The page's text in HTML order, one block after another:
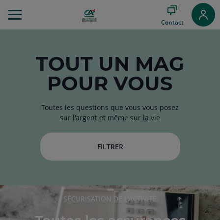
au
Contact
TOUT UN MAG
POUR VOUS
Toutes les questions que vous vous posez
sur l'argent et même sur la vie
FILTRER
RUBRIQUE
L'ARTICLE
SÉCURISATION DE L'ACTIVITÉ